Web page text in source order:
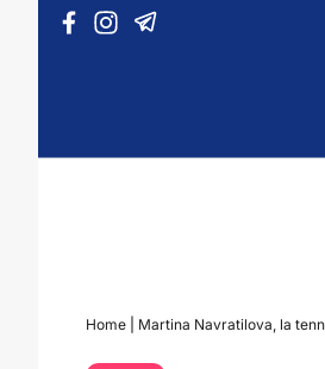
Vai al contenuto
Home Martina Navratilova, la